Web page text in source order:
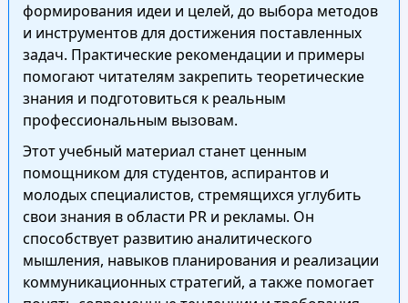
формирования идеи и целей, до выбора методов
и инструментов для достижения поставленных
задач. Практические рекомендации и примеры
помогают читателям закрепить теоретические
знания и подготовиться к реальным
профессиональным вызовам.
Этот учебный материал станет ценным
помощником для студентов, аспирантов и
молодых специалистов, стремящихся углубить
свои знания в области PR и рекламы. Он
способствует развитию аналитического
мышления, навыков планирования и реализации
коммуникационных стратегий, а также помогает